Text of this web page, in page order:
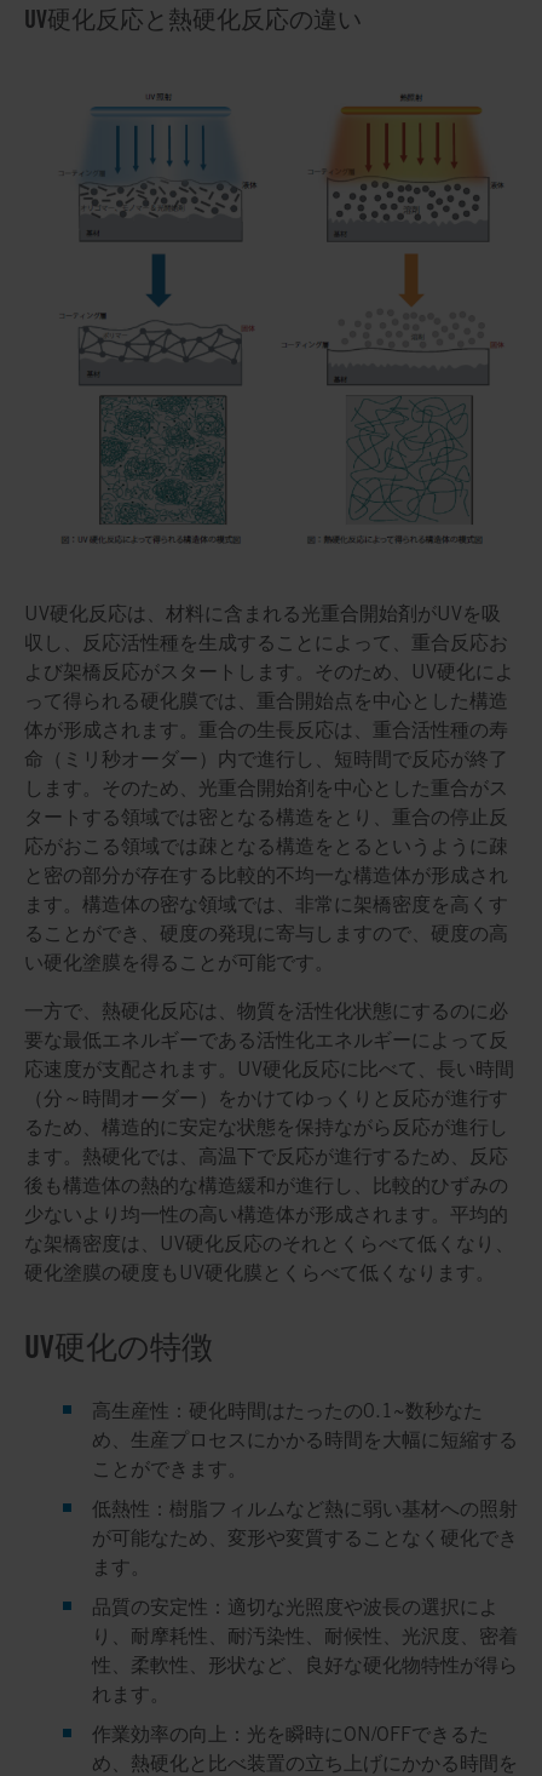
UV硬化反応と熱硬化反応の違い
UV硬化反応は、材料に含まれる光重合開始剤がUVを吸
収し、反応活性種を生成することによって、重合反応お
よび架橋反応がスタートします。そのため、UV硬化によ
って得られる硬化膜では、重合開始点を中心とした構造
体が形成されます。重合の生長反応は、重合活性種の寿
命（ミリ秒オーダー）内で進行し、短時間で反応が終了
します。そのため、光重合開始剤を中心とした重合がス
タートする領域では密となる構造をとり、重合の停止反
応がおこる領域では疎となる構造をとるというように疎
と密の部分が存在する比較的不均一な構造体が形成され
ます。構造体の密な領域では、非常に架橋密度を高くす
ることができ、硬度の発現に寄与しますので、硬度の高
い硬化塗膜を得ることが可能です。
一方で、熱硬化反応は、物質を活性化状態にするのに必
要な最低エネルギーである活性化エネルギーによって反
応速度が支配されます。UV硬化反応に比べて、長い時間
（分～時間オーダー）をかけてゆっくりと反応が進行す
るため、構造的に安定な状態を保持ながら反応が進行し
ます。熱硬化では、高温下で反応が進行するため、反応
後も構造体の熱的な構造緩和が進行し、比較的ひずみの
少ないより均一性の高い構造体が形成されます。平均的
な架橋密度は、UV硬化反応のそれとくらべて低くなり、
硬化塗膜の硬度もUV硬化膜とくらべて低くなります。
UV硬化の特徴
高生産性： 硬化時間はたったの0.1~数秒なた
め、生産プロセスにかかる時間を大幅に短縮する
ことができます。
低熱性： 樹脂フィルムなど熱に弱い基材への照射
が可能なため、変形や変質することなく硬化でき
ます。
品質の安定性： 適切な光照度や波長の選択によ
り、耐摩耗性、耐汚染性、耐候性、光沢度、密着
性、柔軟性、形状など、良好な硬化物特性が得ら
れます。
作業効率の向上： 光を瞬時にON/OFFできるた
め、熱硬化と比べ装置の立ち上げにかかる時間を